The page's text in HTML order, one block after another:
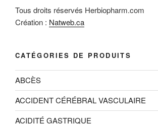
Tous droits réservés Herbiopharm.com
Création : Natweb.ca
CATÉGORIES DE PRODUITS
ABCÈS
ACCIDENT CÉRÉBRAL VASCULAIRE
ACIDITÉ GASTRIQUE